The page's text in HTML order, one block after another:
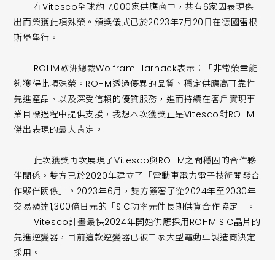
在Vitesco全球約17,000家供應商中，共有6家因表現傑
出而榮獲此項殊榮。頒獎儀式已於2023年7月20日在德國雷根
斯堡舉行。
ROHM歐洲總裁Wolfram Harnack表示：「非常榮幸能
夠獲得此項殊榮。ROHM透過優異的品質、穩定供應高可靠性
先進產品、以及深受信賴的優質服務，進而持續在客戶實現事
業目標過程中提供支援，我想本次獲獎正是Vitesco對ROHM
傑出表現的最大肯定。」
此次獲獎再次展現了Vitesco與ROHM之間穩固的合作夥
伴關係。雙方已於2020年建立了「電動車電力電子技術開發合
作夥伴關係」。2023年6月，雙方簽署了從2024年至2030年
交易額達1,300億日元的「SiC功率元件長期供貨合作協定」。
Vitesco計畫最快2024年開始供應採用ROHM SiC晶片的
先進逆變器，目前這款逆變器已被二家大型電動車製造商決定
採用。